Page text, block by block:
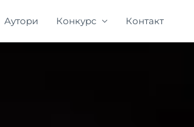
Аутори Конкурс Контакт